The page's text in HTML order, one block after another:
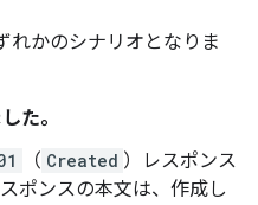
れかのシナリオとなりま
た。
（ Created ）レスポンス
ポンスの本文は、作成し